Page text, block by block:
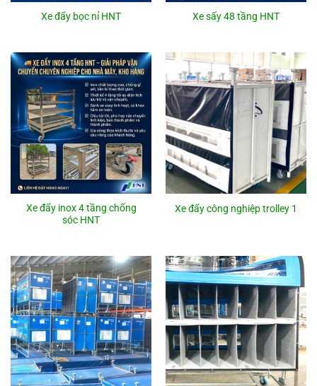
Xe đẩy bọc nỉ HNT Xe sấy 48 tầng HNT
Xe đẩy inox 4 tầng chống
sóc HNT
Xe đẩy công nghiệp trolley 1